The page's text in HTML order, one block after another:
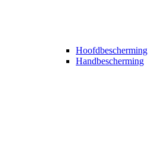
Hoofdbescherming
Handbescherming